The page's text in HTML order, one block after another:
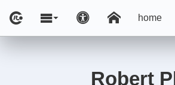
home
Robert